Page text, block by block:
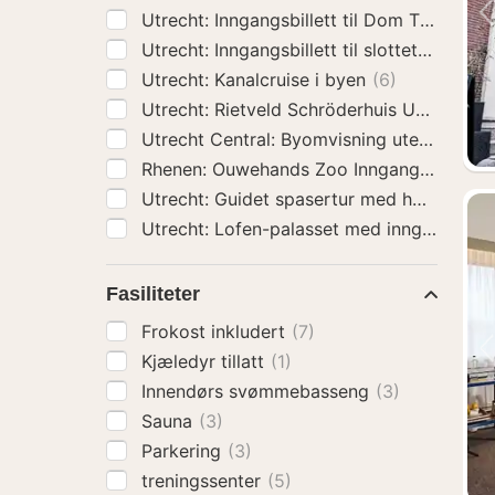
Utrecht: Kanalcruise i byen (6)
Rhenen: Ouwehands Zoo Inngangsbillett
Utrecht: Guidet spasertur med
Fasiliteter
Frokost inkludert (7)
Kjæledyr tillatt (1)
Innendørs svømmebasseng (3)
Sauna (3)
Parkering (3)
treningssenter (5)